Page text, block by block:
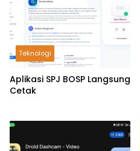
Teknologi
Aplikasi SPJ BOSP Langsung
Cetak